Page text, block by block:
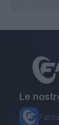
Le